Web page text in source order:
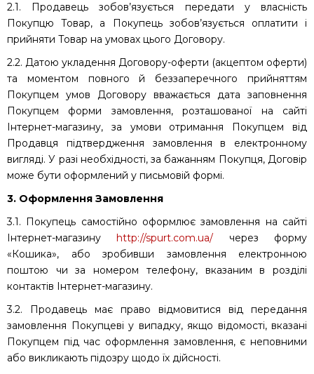
2.1. Продавець зобов’язується передати у власність
Покупцю Товар, а Покупець зобов’язується оплатити і
прийняти Товар на умовах цього Договору.
2.2. Датою укладення Договору-оферти (акцептом оферти)
та моментом повного й беззаперечного прийняттям
Покупцем умов Договору вважається дата заповнення
Покупцем форми замовлення, розташованої на сайті
Інтернет-магазину, за умови отримання Покупцем від
Продавця підтвердження замовлення в електронному
вигляді. У разі необхідності, за бажанням Покупця, Договір
може бути оформлений у письмовій формі.
3. Оформлення Замовлення
3.1. Покупець самостійно оформлює замовлення на сайті
Інтернет-магазинуhttp://spurt.com.ua/ через форму
«Кошика», або зробивши замовлення електронною
поштою чи за номером телефону, вказаним в розділі
контактів Інтернет-магазину.
3.2. Продавець має право відмовитися від передання
замовлення Покупцеві у випадку, якщо відомості, вказані
Покупцем під час оформлення замовлення, є неповними
або викликають підозру щодо їх дійсності.